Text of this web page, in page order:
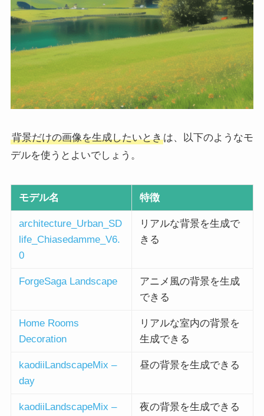
背景だけの画像を生成したいときは、以下のようなモ
デルを使うとよいでしょう。
モデル名 特徴
architecture_Urban_SD
life_Chiasedamme_V6.
0
リアルな背景を生成で
きる
ForgeSaga Landscape
アニメ風の背景を生成
できる
Home Rooms
Decoration
リアルな室内の背景を
生成できる
kaodiiLandscapeMix –
day
昼の背景を生成できる
kaodiiLandscapeMix –
夜の背景を生成できる